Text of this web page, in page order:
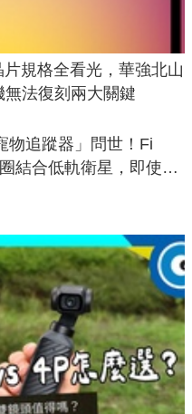
規格全看光，華強北山
法復刻兩大關鍵
物追蹤器」問世！Fi
結合低軌衛星，即使在